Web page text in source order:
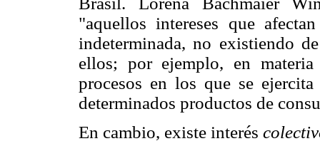
"aquellos intereses que
indeterminada, no existiendo
ellos; por ejemplo, en
procesos en los que se
determinados productos de
En cambio, existe interés